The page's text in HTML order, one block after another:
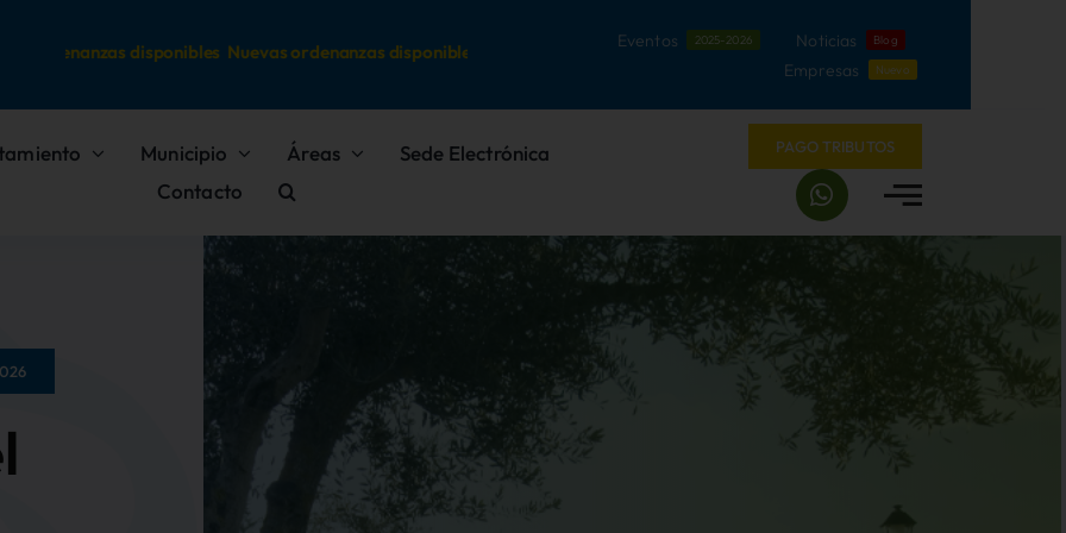
ordenanzas disponibles Nuevas ordenanzas disponibles Eventos 2025-2026 Noticias Blog
Empresas Nuevo
Municipio Áreas
Sede Electrónica
Contacto
PAGO TRIBUTOS